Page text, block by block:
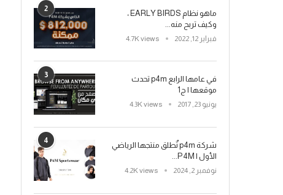
2
ماهو نظام EARLY BIRDS ،
وكيف تربح منه...
فبراير 12, 2022 4.7K views
3
في عامها الرابع p4m تحدث
موقعها | ج1
يونيو 23, 2017 4.3K views
4
شركة p4m تٌطلق منتجها الرياضي
الأول | P4M...
نوفمبر 2, 2024 4.2K views